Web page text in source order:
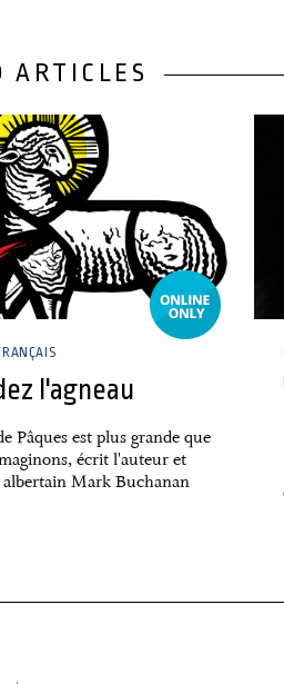
ARTICLES
l'agneau
Pâques est plus grande que
écrit l'auteur et
Mark Buchanan